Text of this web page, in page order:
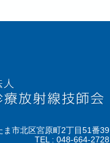
市北区宮原町2丁目51番39
TEL : 048-664-2728